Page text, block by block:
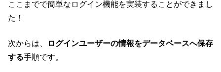
ここまでで簡単なログイン機能を実装することができまし
た！
次からは、
ログインユーザーの情報をデータベースへ保存
する手順です。